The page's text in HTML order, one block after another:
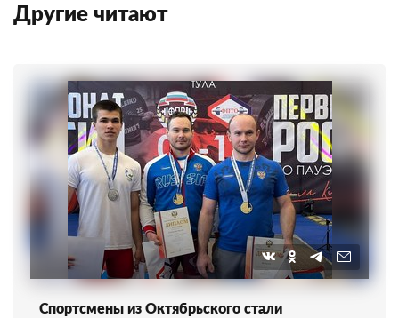
Другие читают
Спортсмены из Октябрьского стали